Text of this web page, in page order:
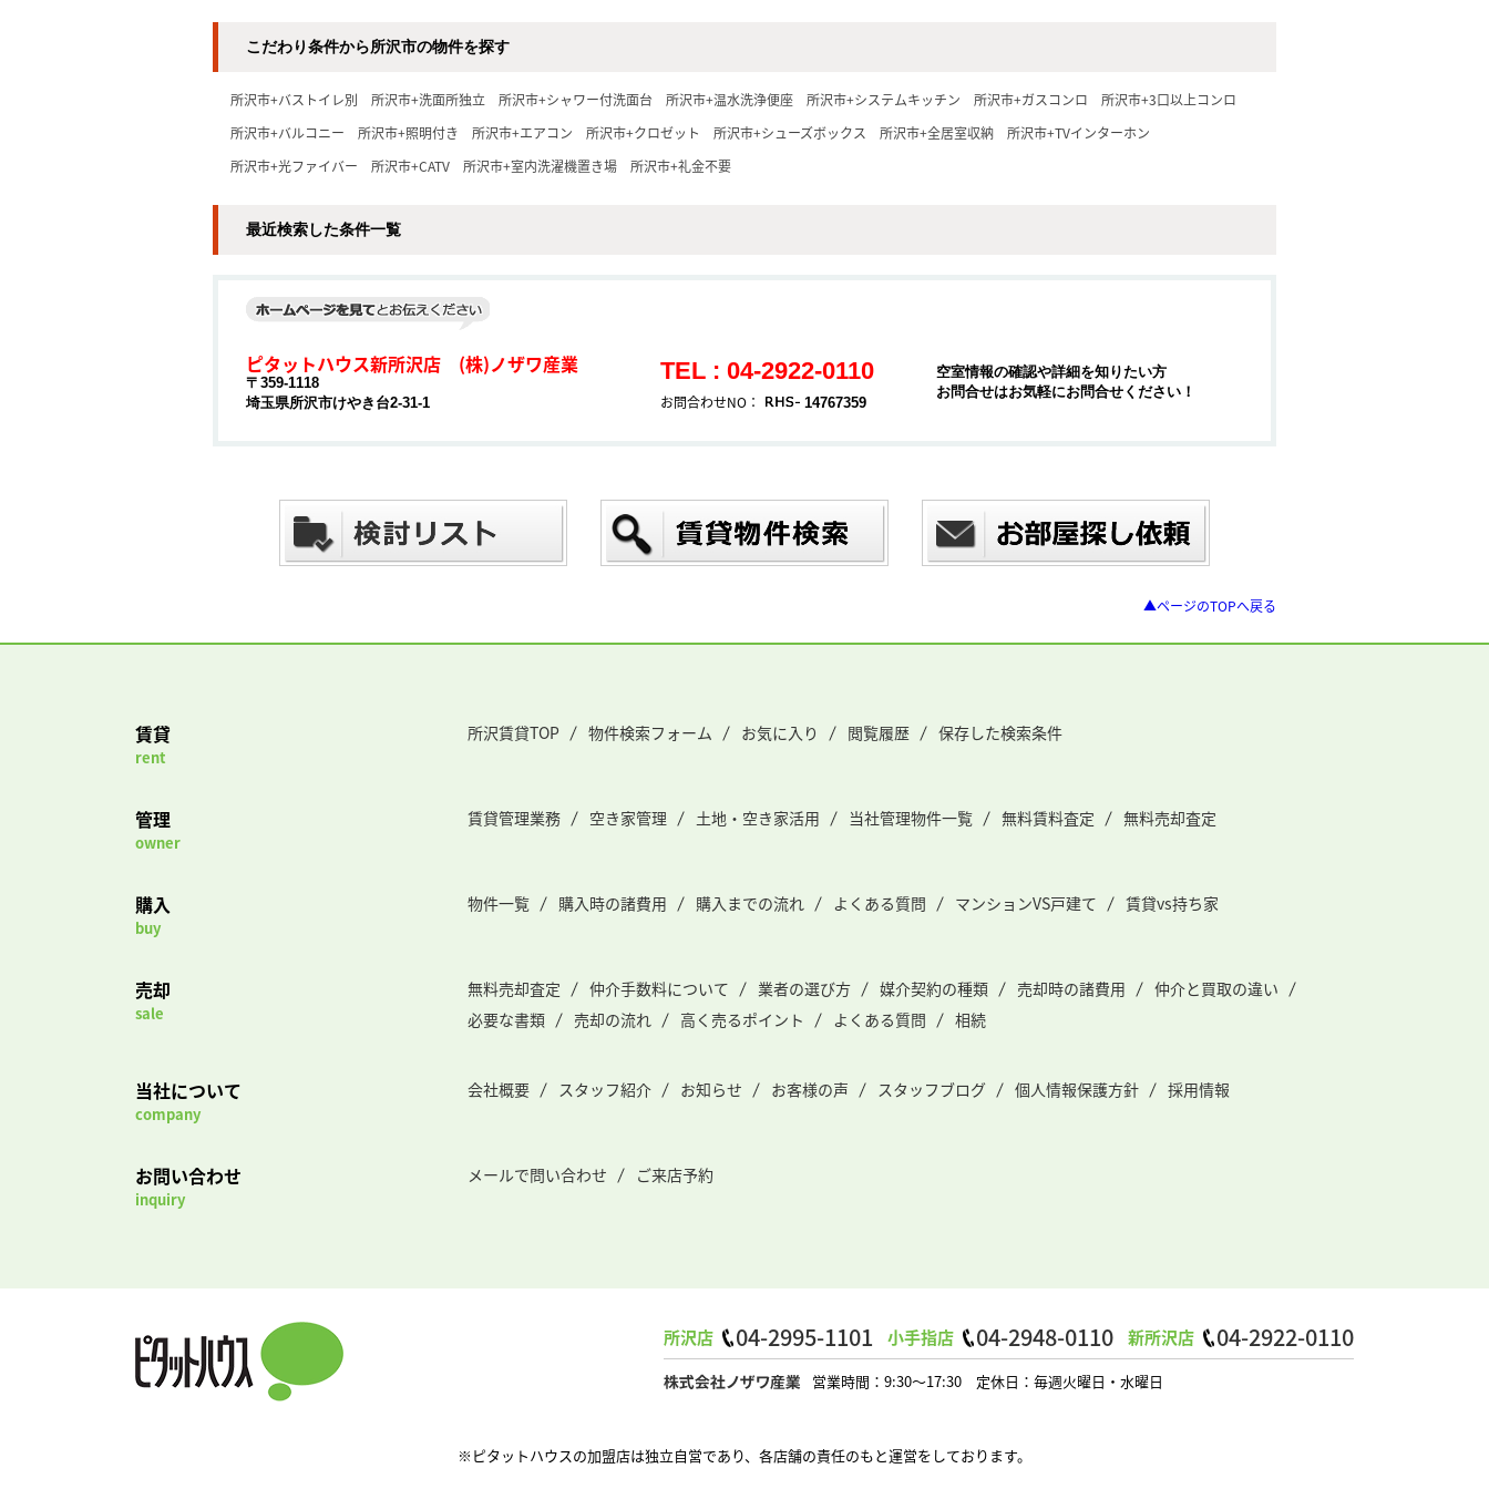
こだわり条件から所沢市の物件を探す
所沢市+バストイレ別 所沢市+洗面所独立 所沢市+シャワー付洗面台 所沢市+温水洗浄便座 所沢市+システムキッチン 所沢市+ガスコンロ
所沢市+3口以上コンロ
所沢市+バルコニー
所沢市+照明付き 所沢市+エアコン 所沢市+クロゼット 所沢市+シューズボックス 所沢市+全居室収納
所沢市+TVインターホン
所沢市+光ファイバー
所沢市+CATV 所沢市+室内洗濯機置き場 所沢市+礼金不要
最近検索した条件一覧
ピタットハウス新所沢店 (株)ノザワ産業
〒359-1118
埼玉県所沢市けやき台2-31-1
TEL : 04-2922-0110
お問合わせNO： 14767359
空室情報の確認や詳細を知りたい方
お問合せはお気軽にお問合せください！
▲ページのTOPへ戻る
賃貸
rent
所沢賃貸TOP 物件検索フォーム お気に入り 閲覧履歴 保存した検索条件
管理
owner
賃貸管理業務 空き家管理 土地・空き家活用 当社管理物件一覧 無料賃料査定 無料売却査定
購入
buy
物件一覧 購入時の諸費用 購入までの流れ よくある質問 マンションVS戸建て 賃貸vs持ち家
売却
sale
無料売却査定 仲介手数料について 業者の選び方 媒介契約の種類 売却時の諸費用
仲介と買取の違い
必要な書類
売却の流れ 高く売るポイント よくある質問 相続
当社について
company
会社概要 スタッフ紹介 お知らせ お客様の声 スタッフブログ 個人情報保護方針 採用情報
お問い合わせ
inquiry
メールで問い合わせ ご来店予約
所沢店 04-2995-1101 小手指店 04-2948-0110 新所沢店 04-2922-0110
営業時間：9:30～17:30 定休日：毎週火曜日・水曜日
※ピタットハウスの加盟店は独立自営であり、各店舗の責任のもと運営をしております。